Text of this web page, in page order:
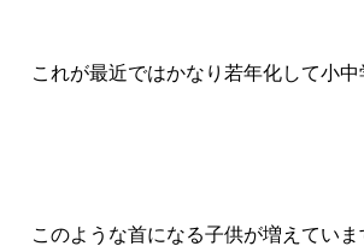
これが最近ではかなり若年化して小中
このような首になる子供が増えていま